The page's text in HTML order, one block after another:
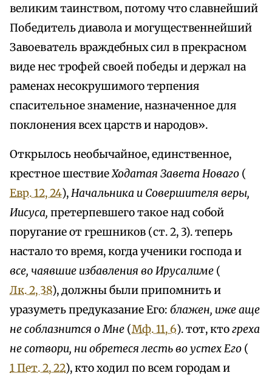
великим таинством, потому что славнейший
Победитель диавола и могущественнейший
Завоеватель враждебных сил в прекрасном
виде нес трофей своей победы и держал на
раменах несокрушимого терпения
спасительное знамение, назначенное для
поклонения всех царств и народов».
Открылось необычайное, единственное,
крестное шествиеХодатая Завета Новаго (
Евр. 12, 24),Начальника и Совершителя веры,
Иисуса, претерпевшего такое над собой
поругание от грешников (ст. 2, 3). теперь
настало то время, когда ученики господа и
все, чаявшие избавления во Ирусалиме (
Лк. 2, 38), должны были припомнить и
уразуметь предуказание Его: блажен, иже аще
не соблазнится о Мне (Мф. 11, 6). тот, ктогреха
не сотвори, ни обретеся лесть во устех Его (
1 Пет. 2, 22), кто ходил по всем городам и